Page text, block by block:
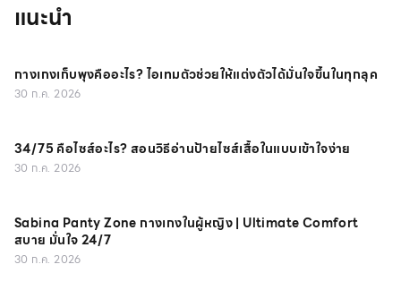
แนะนำ
กางเกงเก็บพุงคืออะไร? ไอเทมตัวช่วยให้แต่งตัวได้มั่นใจขึ้นในทุกลุค
30 ก.ค. 2026
34/75 คือไซส์อะไร? สอนวิธีอ่านป้ายไซส์เสื้อในแบบเข้าใจง่าย
30 ก.ค. 2026
Sabina Panty Zone กางเกงในผู้หญิง | Ultimate Comfort
สบาย มั่นใจ 24/7
30 ก.ค. 2026